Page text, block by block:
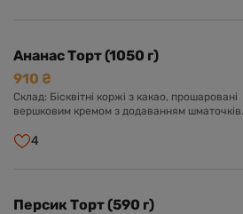
Ананас Торт (1050 г)
910 ₴
Склад: Бісквітні коржі з какао, прошаровані
вершковим кремом з додаванням шматочків
вершковим кремом та шматочками ананаса.
4
Персик Торт (590 г)